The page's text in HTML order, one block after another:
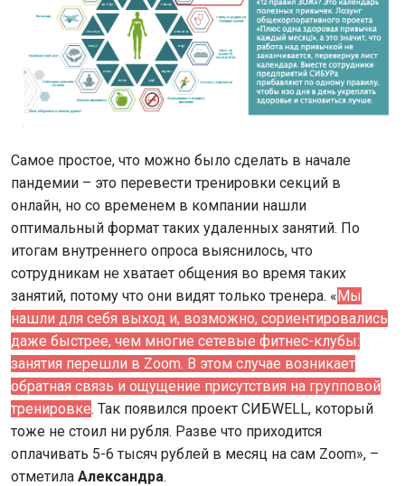
Самое простое, что можно было сделать в начале
пандемии – это перевести тренировки секций в
онлайн, но со временем в компании нашли
оптимальный формат таких удаленных занятий. По
итогам внутреннего опроса выяснилось, что
сотрудникам не хватает общения во время таких
занятий, потому что они видят только тренера. «Мы
нашли для себя выход и, возможно, сориентировались
даже быстрее, чем многие сетевые фитнес-клубы:
занятия перешли в Zoom. В этом случае возникает
обратная связь и ощущение присутствия на групповой
тренировке. Так появился проект СИБWELL, который
тоже не стоил ни рубля. Разве что приходится
оплачивать 5-6 тысяч рублей в месяц на сам Zoom», –
отметила Александра.